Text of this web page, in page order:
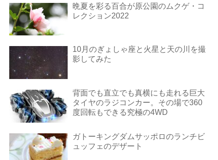
晩夏を彩る百合が原公園のムクゲ・コ
レクション2022
10月のぎょしゃ座と火星と天の川を撮
影してみた
背面でも直立でも真横にも走れる巨大
タイヤのラジコンカー。その場で360
度回転もできる究極の4WD
ガトーキングダムサッポロのランチビ
ュッフェのデザート